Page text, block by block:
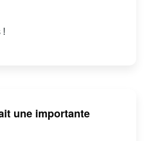
!
une importante